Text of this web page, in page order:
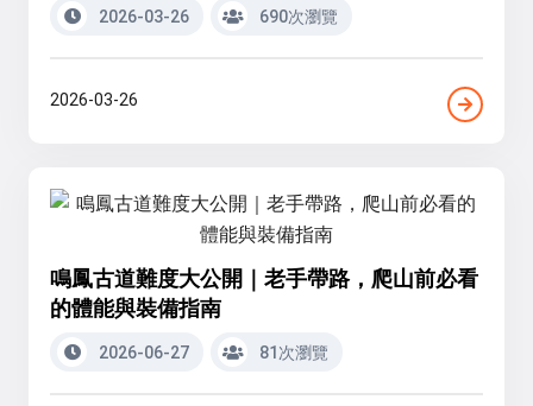
2026-03-26 690次瀏覽
2026-03-26
鳴鳳古道難度大公開｜老手帶路，爬山前必看
的體能與裝備指南
2026-06-27 81次瀏覽